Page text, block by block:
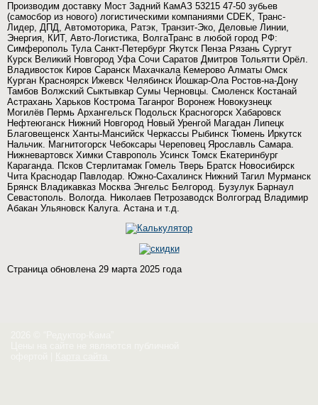
Производим доставку Мост Задний КамАЗ 53215 47-50 зубьев
(самосбор из нового) логистическими компаниями CDEK, Транс-
Лидер, ДПД, Автомоторика, Ратэк, Транзит-Эко, Деловые Линии,
Энергия, КИТ, Авто-Логистика, ВолгаТранс в любой город РФ:
Симферополь Тула Санкт-Петербург Якутск Пенза Рязань Сургут
Курск Великий Новгород Уфа Сочи Саратов Дмитров Тольятти Орёл.
Владивосток Киров Саранск Махачкала Кемерово Алматы Омск
Курган Красноярск Ижевск Челябинск Йошкар-Ола Ростов-на-Дону
Тамбов Волжский Сыктывкар Сумы Черновцы. Смоленск Костанай
Астрахань Харьков Кострома Таганрог Воронеж Новокузнецк
Могилёв Пермь Архангельск Подольск Красногорск Хабаровск
Нефтеюганск Нижний Новгород Новый Уренгой Магадан Липецк
Благовещенск Ханты-Мансийск Черкассы Рыбинск Тюмень Иркутск
Нальчик. Магнитогорск Чебоксары Череповец Ярославль Самара.
Нижневартовск Химки Ставрополь Усинск Томск Екатеринбург
Караганда. Псков Стерлитамак Гомель Тверь Братск Новосибирск
Чита Краснодар Павлодар. Южно-Сахалинск Нижний Тагил Мурманск
Брянск Владикавказ Москва Энгельс Белгород. Бузулук Барнаул
Севастополь. Вологда. Николаев Петрозаводск Волгоград Владимир
Абакан Ульяновск Калуга. Астана и т.д.
Страница обновлена 29 марта 2025 года